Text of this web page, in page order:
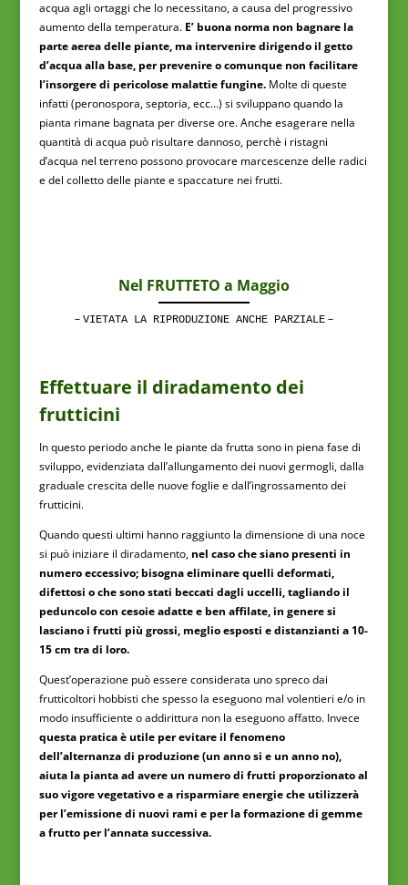
acqua agli ortaggi che lo necessitano, a causa del progressivo
aumento della temperatura. E’ buona norma non bagnare la
parte aerea delle piante, ma intervenire dirigendo il getto
d’acqua alla base, per prevenire o comunque non facilitare
l’insorgere di pericolose malattie fungine. Molte di queste
infatti (peronospora, septoria, ecc…) si sviluppano quando la
pianta rimane bagnata per diverse ore. Anche esagerare nella
quantità di acqua può risultare dannoso, perchè i ristagni
d’acqua nel terreno possono provocare marcescenze delle radici
e del colletto delle piante e spaccature nei frutti.
Nel FRUTTETO a Maggio
– VIETATA LA RIPRODUZIONE ANCHE PARZIALE–
Effettuare il diradamento dei
frutticini
In questo periodo anche le piante da frutta sono in piena fase di
sviluppo, evidenziata dall’allungamento dei nuovi germogli, dalla
graduale crescita delle nuove foglie e dall’ingrossamento dei
frutticini.
Quando questi ultimi hanno raggiunto la dimensione di una noce
si può iniziare il diradamento, nel caso che siano presenti in
numero eccessivo; bisogna eliminare quelli deformati,
difettosi o che sono stati beccati dagli uccelli, tagliando il
peduncolo con cesoie adatte e ben affilate, in genere si
lasciano i frutti più grossi, meglio esposti e distanzianti a 10-
15 cm tra di loro.
Quest’operazione può essere considerata uno spreco dai
frutticoltori hobbisti che spesso la eseguono mal volentieri e/o in
modo insufficiente o addirittura non la eseguono affatto. Invece
questa pratica è utile per evitare il fenomeno
dell’alternanza di produzione (un anno si e un anno no),
aiuta la pianta ad avere un numero di frutti proporzionato al
suo vigore vegetativo e a risparmiare energie che utilizzerà
per l’emissione di nuovi rami e per la formazione di gemme
a frutto per l’annata successiva.